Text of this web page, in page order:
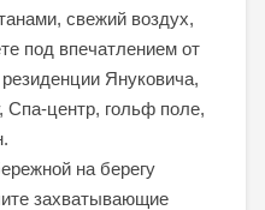
свежий воздух,
под впечатлением от
Януковича,
Спа-центр, гольф поле,
на берегу
захватывающие